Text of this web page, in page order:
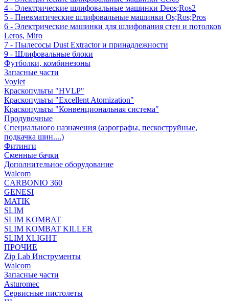
4 - Электрические шлифовальные машинки Deos;Ros2
5 - Пневматические шлифовальные машинки Os;Ros;Pros
6 - Электрические машинки для шлифования стен и потолков
Leros, Miro
7 - Пылесосы Dust Extractor и принадлежности
9 - Шлифовальные блоки
Футболки, комбинезоны
Запасные части
Voylet
Краскопульты "HVLP"
Краскопульты "Excellent Atomization"
Краскопульты "Конвенциональная система"
Продувочные
Специального назначения (аэрографы, пескоструйные,
подкачка шин....)
Фитинги
Сменные бачки
Дополнительное оборудование
Walcom
CARBONIO 360
GENESI
MATIK
SLIM
SLIM KOMBAT
SLIM KOMBAT KILLER
SLIM XLIGHT
ПРОЧИЕ
Zip Lab Инструменты
Walсom
Запасные части
Asturomec
Сервисные пистолеты